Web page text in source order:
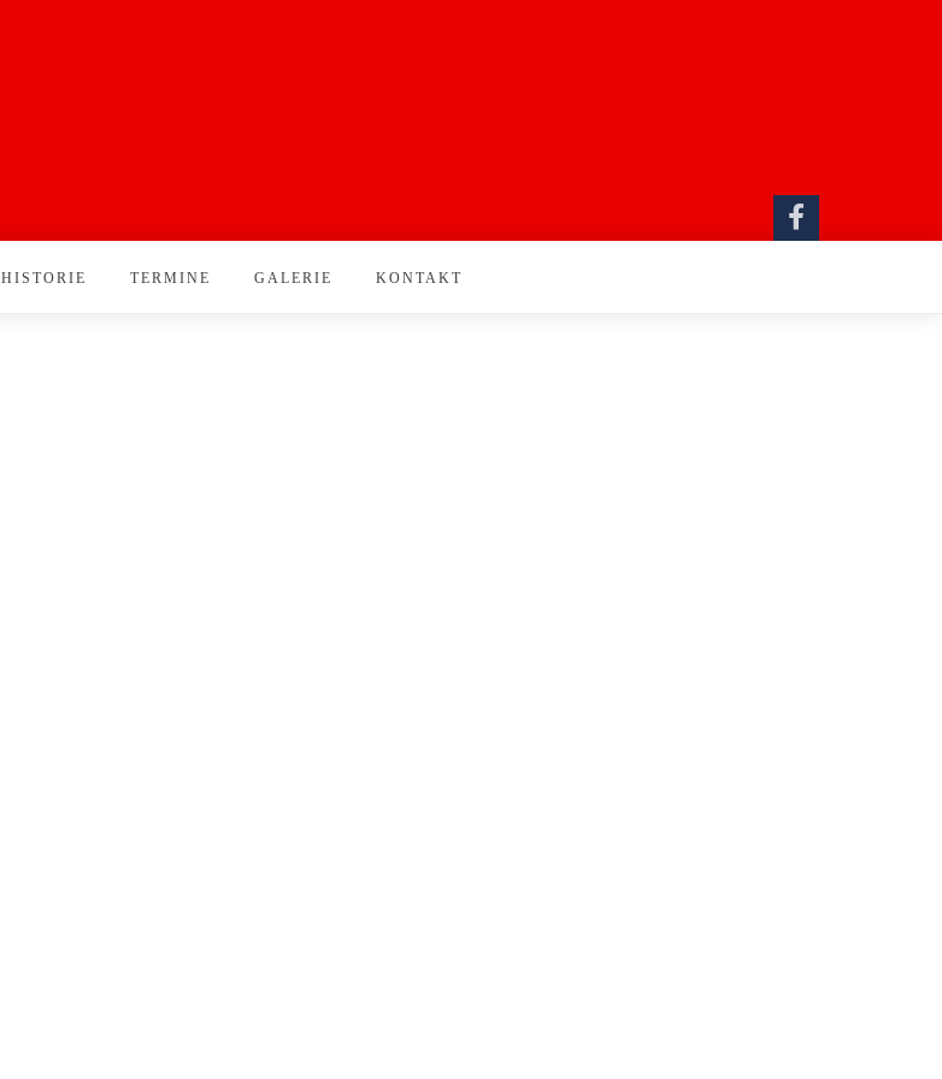
HISTORIE TERMINE GALERIE KONTAKT